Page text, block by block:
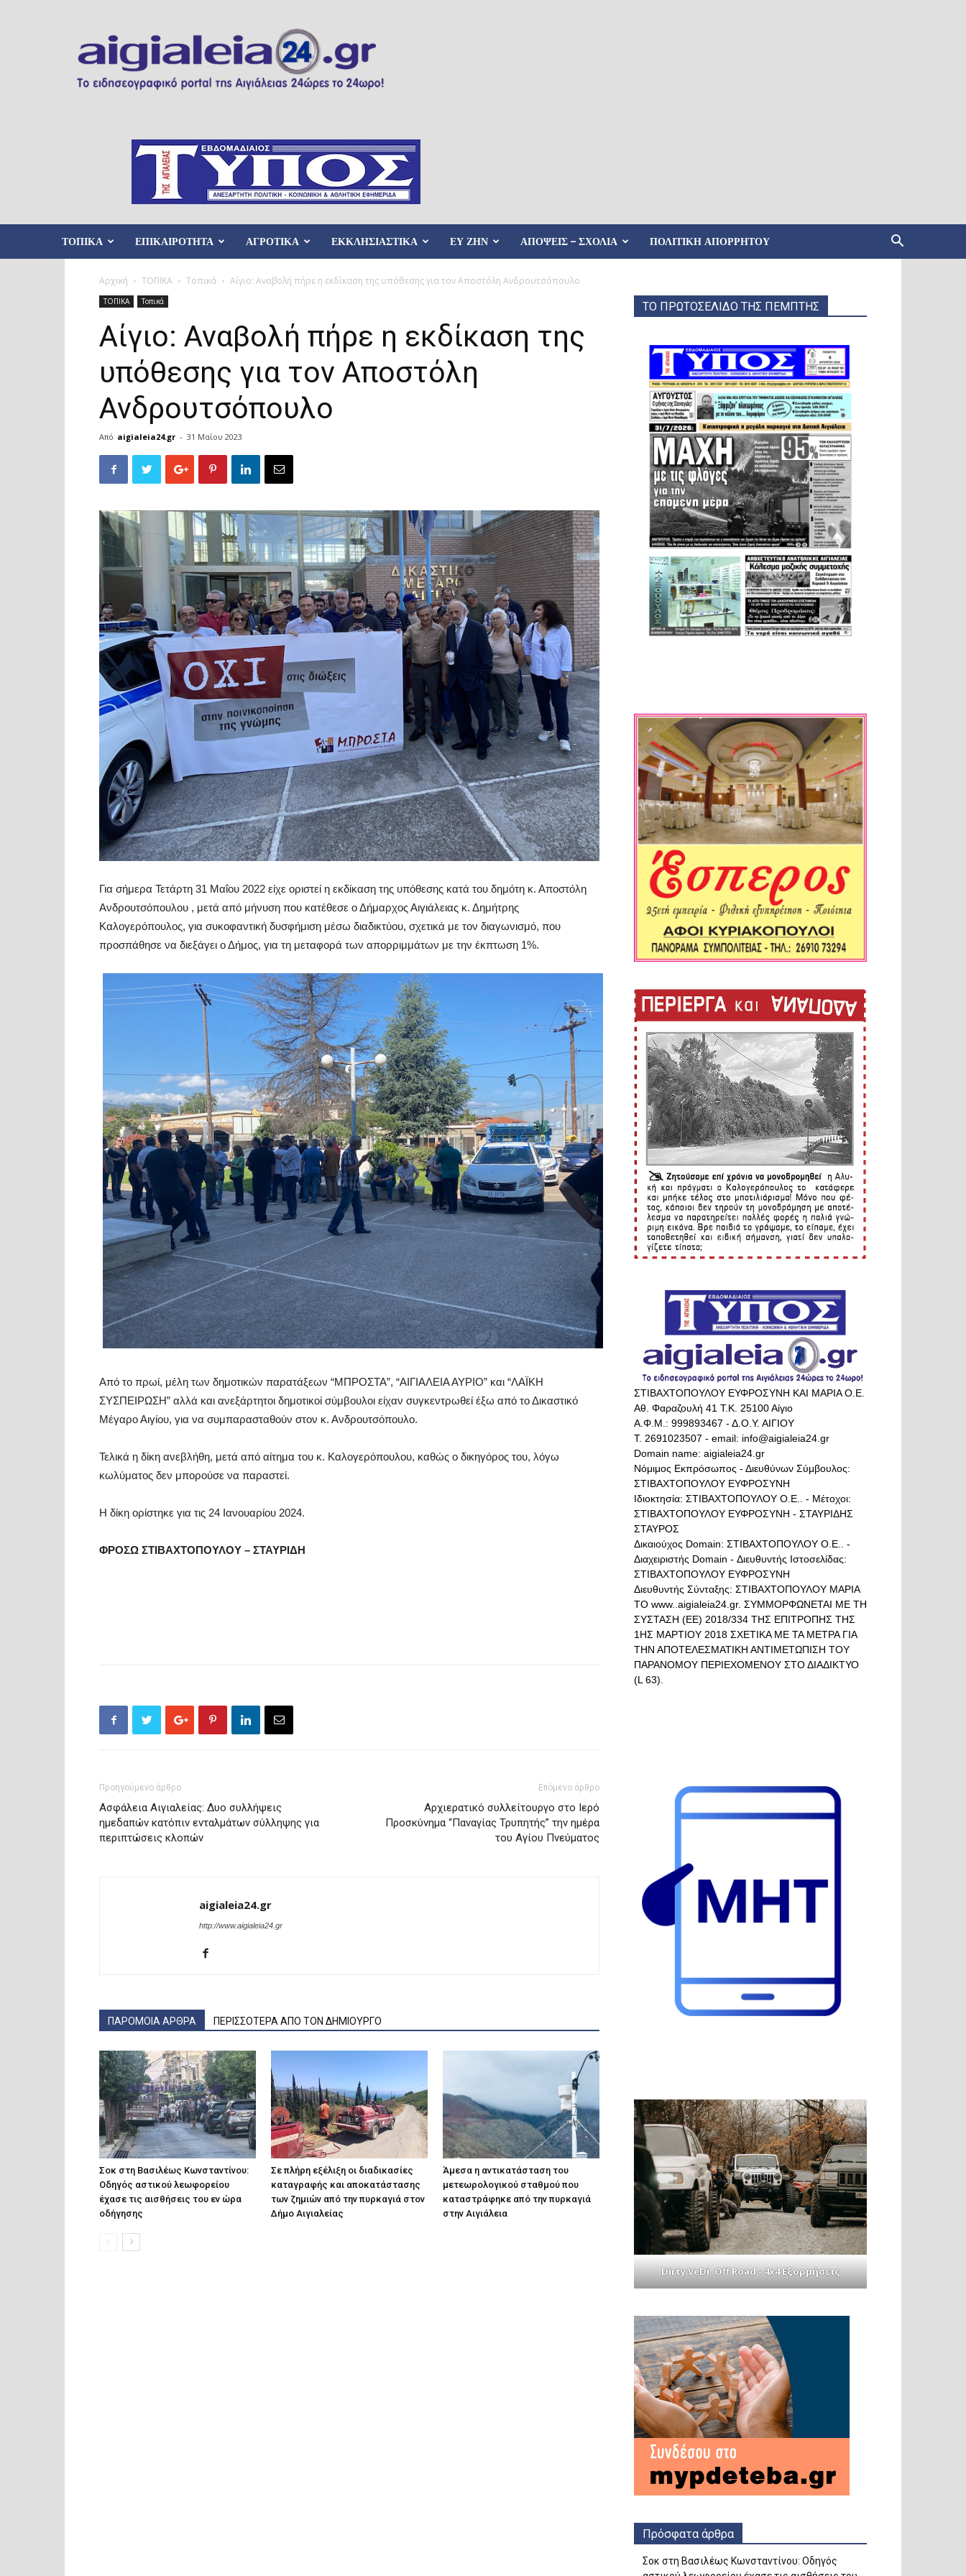
ΤΟΠΙΚΑ ΕΠΙΚΑΙΡΟΤΗΤΑ ΑΓΡΟΤΙΚΑ ΕΚΚΛΗΣΙΑΣΤΙΚΑ ΕΥ ΖΗΝ ΑΠΟΨΕΙΣ – ΣΧΟΛΙΑ ΠΟΛΙΤΙΚΉ ΑΠΟΡΡΉΤΟΥ
Αρχική ΤΟΠΙΚΑ Τοπικά Αίγιο: Αναβολή πήρε η εκδίκαση της υπόθεσης για τον Αποστόλη Ανδρουτσόπουλο
ΤΟΠΙΚΑ Τοπικά
Αίγιο: Αναβολή πήρε η εκδίκαση της
υπόθεσης για τον Αποστόλη
Ανδρουτσόπουλο
Από aigialeia24.gr - 31 Μαΐου 2023
Για σήμερα Τετάρτη 31 Μαΐου 2022 είχε οριστεί η εκδίκαση της υπόθεσης κατά του δημότη κ. Αποστόλη
Ανδρουτσόπουλου , μετά από μήνυση που κατέθεσε ο Δήμαρχος Αιγιάλειας κ. Δημήτρης
Καλογερόπουλος, για συκοφαντική δυσφήμιση μέσω διαδικτύου, σχετικά με τον διαγωνισμό, που
προσπάθησε να διεξάγει ο Δήμος, για τη μεταφορά των απορριμμάτων με την έκπτωση 1%.
Από το πρωί, μέλη των δημοτικών παρατάξεων “ΜΠΡΟΣΤΑ”, “ΑΙΓΙΑΛΕΙΑ ΑΥΡΙΟ” και “ΛΑΪΚΗ
ΣΥΣΠΕΙΡΩΣΗ” αλλά και ανεξάρτητοι δημοτικοί σύμβουλοι είχαν συγκεντρωθεί έξω από το Δικαστικό
Μέγαρο Αιγίου, για να συμπαρασταθούν στον κ. Ανδρουτσόπουλο.
Τελικά η δίκη ανεβλήθη, μετά από αίτημα του κ. Καλογερόπουλου, καθώς ο δικηγόρος του, λόγω
κωλύματος δεν μπορούσε να παραστεί.
Η δίκη ορίστηκε για τις 24 Ιανουαρίου 2024.
ΦΡΟΣΩ ΣΤΙΒΑΧΤΟΠΟΥΛΟΥ – ΣΤΑΥΡΙΔΗ
Προηγούμενο άρθρο
Ασφάλεια Αιγιαλείας: Δυο συλλήψεις
ημεδαπών κατόπιν ενταλμάτων σύλληψης για
περιπτώσεις κλοπών
Επόμενο άρθρο
Αρχιερατικό συλλείτουργο στο Ιερό
Προσκύνημα “Παναγίας Τρυπητής” την ημέρα
του Αγίου Πνεύματος
aigialeia24.gr
http://www.aigialeia24.gr
ΠΑΡΟΜΟΙΑ ΑΡΘΡΑ ΠΕΡΙΣΣΟΤΕΡΑ ΑΠΟ ΤΟΝ ΔΗΜΙΟΥΡΓΟ
Σοκ στη Βασιλέως Κωνσταντίνου:
Οδηγός αστικού λεωφορείου
έχασε τις αισθήσεις του εν ώρα
οδήγησης
Σε πλήρη εξέλιξη οι διαδικασίες
καταγραφής και αποκατάστασης
των ζημιών από την πυρκαγιά στον
Δήμο Αιγιαλείας
Άμεσα η αντικατάσταση του
μετεωρολογικού σταθμού που
καταστράφηκε από την πυρκαγιά
στην Αιγιάλεια
ΤΟ ΠΡΩΤΟΣΕΛΙΔΟ ΤΗΣ ΠΕΜΠΤΗΣ
ΣΤΙΒΑΧΤΟΠΟΥΛΟΥ ΕΥΦΡΟΣΥΝΗ ΚΑΙ ΜΑΡΙΑ Ο.Ε.
Αθ. Φαραζουλή 41 Τ.Κ. 25100 Αίγιο
Α.Φ.Μ.: 999893467 - Δ.Ο.Υ. ΑΙΓΙΟΥ
Τ. 2691023507 - email: info@aigialeia24.gr
Domain name: aigialeia24.gr
Νόμιμος Εκπρόσωπος - Διευθύνων Σύμβουλος:
ΣΤΙΒΑΧΤΟΠΟΥΛΟΥ ΕΥΦΡΟΣΥΝΗ
Ιδιοκτησία: ΣΤΙΒΑΧΤΟΠΟΥΛΟΥ Ο.Ε.. - Μέτοχοι:
ΣΤΙΒΑΧΤΟΠΟΥΛΟΥ ΕΥΦΡΟΣΥΝΗ - ΣΤΑΥΡΙΔΗΣ
ΣΤΑΥΡΟΣ
Δικαιούχος Domain: ΣΤΙΒΑΧΤΟΠΟΥΛΟΥ Ο.Ε.. -
Διαχειριστής Domain - Διευθυντής Ιστοσελίδας:
ΣΤΙΒΑΧΤΟΠΟΥΛΟΥ ΕΥΦΡΟΣΥΝΗ
Διευθυντής Σύνταξης: ΣΤΙΒΑΧΤΟΠΟΥΛΟΥ ΜΑΡΙΑ
ΤΟ www..aigialeia24.gr. ΣΥΜΜΟΡΦΩΝΕΤΑΙ ΜΕ ΤΗ
ΣΥΣΤΑΣΗ (ΕΕ) 2018/334 ΤΗΣ ΕΠΙΤΡΟΠΗΣ ΤΗΣ
1ΗΣ ΜΑΡΤΙΟΥ 2018 ΣΧΕΤΙΚΑ ΜΕ ΤΑ ΜΕΤΡΑ ΓΙΑ
ΤΗΝ ΑΠΟΤΕΛΕΣΜΑΤΙΚΗ ΑΝΤΙΜΕΤΩΠΙΣΗ ΤΟΥ
ΠΑΡΑΝΟΜΟΥ ΠΕΡΙΕΧΟΜΕΝΟΥ ΣΤΟ ΔΙΑΔΙΚΤΥΟ
(L 63).
Dirty VeDi, Off Road - 4x4 Εξορμήσεις
Πρόσφατα άρθρα
Σοκ στη Βασιλέως Κωνσταντίνου: Οδηγός